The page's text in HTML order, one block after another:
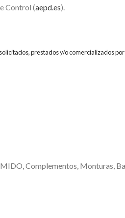
Control (aepd.es).
prestados y/o comercializados
Complementos Monturas,